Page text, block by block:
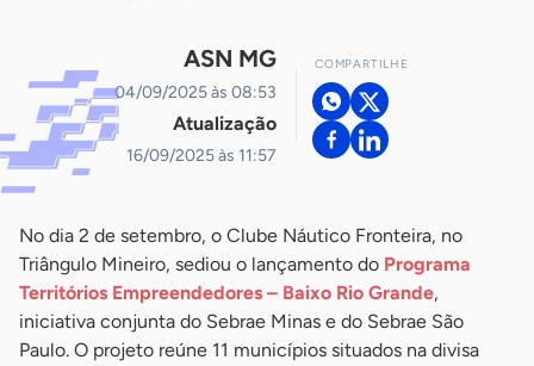
ASN MG
04/09/2025 às 08:53
Atualização
16/09/2025 às 11:57
COMPARTILHE
No dia 2 de setembro, o Clube Náutico Fronteira, no
Triângulo Mineiro, sediou o lançamento do Programa
Territórios Empreendedores – Baixo Rio Grande,
iniciativa conjunta do Sebrae Minas e do Sebrae São
Paulo. O projeto reúne 11 municípios situados na divisa